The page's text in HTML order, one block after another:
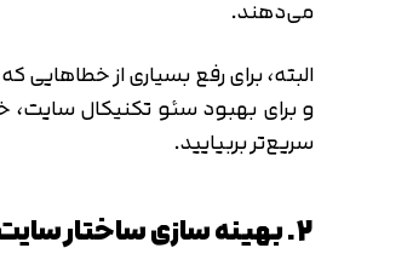
می‌دهند.
و برای بهبود سئو تکنیکال
سریع‌تر بربیایید.
2. بهینه سازی ساختار سایت برای ربات های گوگل